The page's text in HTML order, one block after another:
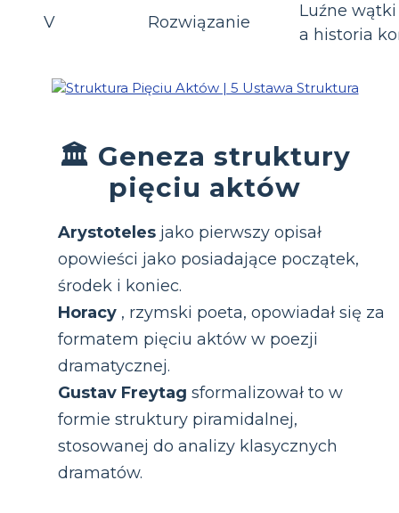
V Rozwiązanie
Luźne
a historia
🏛 Geneza struktury
pięciu aktów
Arystoteles jako pierwszy opisał
opowieści jako posiadające początek,
środek i koniec.
Horacy , rzymski poeta, opowiadał się za
formatem pięciu aktów w poezji
dramatycznej.
Gustav Freytag sformalizował to w
formie struktury piramidalnej,
stosowanej do analizy klasycznych
dramatów.